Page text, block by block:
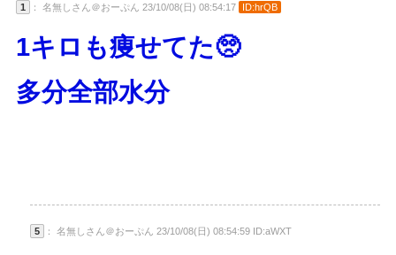
1 ： 名無しさん＠おーぷん 23/10/08(日) 08:54:17 ID:hrQB
1キロも痩せてた🥺
多分全部水分
5 ： 名無しさん＠おーぷん 23/10/08(日) 08:54:59 ID:aWXT